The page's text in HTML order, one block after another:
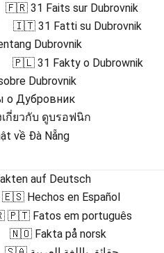
🇫🇷 31 Faits sur Dubrovnik
🇮🇹 31 Fatti su Dubrovnik
Dubrovnik
🇵🇱 31 Fakty o Dubrownik
Dubrovnik
Дубровник
กี่ยวกับ ดูบรอฟนิก
về Đà Nẵng
auf Deutsch
🇪🇸 Hechos en Español
Fatos em português
🇳🇴 Fakta på norsk